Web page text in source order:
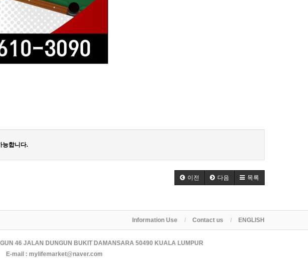
능합니다.
이전 다음 목록
Information Use Contact us ENGLISH
46 JALAN DUNGUN BUKIT DAMANSARA 50490 KUALA LUMPUR
E-mail : mylifemarket@naver.com